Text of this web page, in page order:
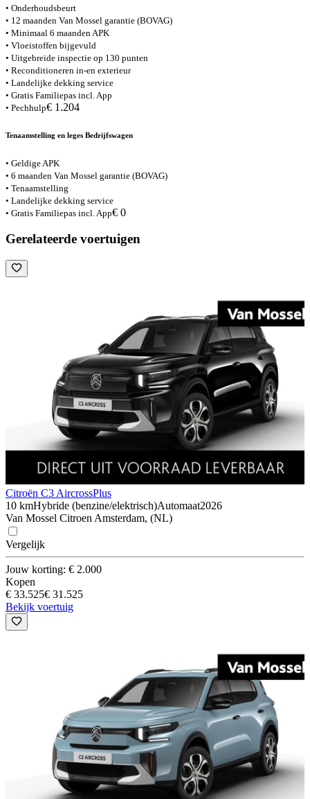
• Onderhoudsbeurt
• 12 maanden Van Mossel garantie (BOVAG)
• Minimaal 6 maanden APK
• Vloeistoffen bijgevuld
• Uitgebreide inspectie op 130 punten
• Reconditioneren in-en exterieur
• Landelijke dekking service
• Gratis Familiepas incl. App
• Pechhulp€ 1.204
Tenaamstelling en leges Bedrijfswagen
• Geldige APK
• 6 maanden Van Mossel garantie (BOVAG)
• Tenaamstelling
• Landelijke dekking service
• Gratis Familiepas incl. App€ 0
Gerelateerde voertuigen
Citroën C3 AircrossPlus
10 kmHybride (benzine/elektrisch)Automaat2026
Van Mossel Citroen Amsterdam, (NL)
Vergelijk
Jouw korting: € 2.000
Kopen
€ 33.525€ 31.525
Bekijk voertuig